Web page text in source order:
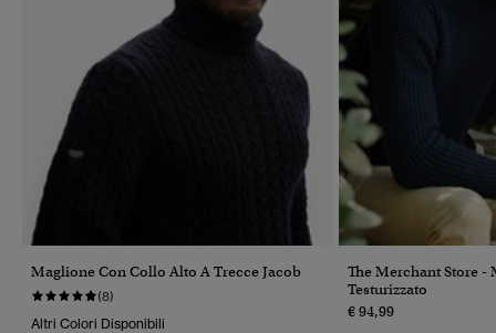
Maglione Con Collo Alto A Trecce Jacob
(8)
Altri Colori Disponibili
The Merchant Store
Testurizzato
€ 94,99